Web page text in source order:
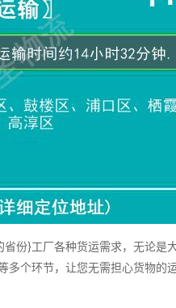
份}工厂各种货运需求，无论是
个环节，让您无需担心货物的